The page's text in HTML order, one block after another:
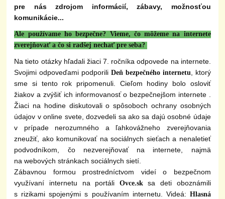
pre nás zdrojom informácií, zábavy, možnosťou
komunikácie...
Ale používame ho bezpečne? Vieme, čo môžeme na internete
zverejňovať a čo si radšej nechať pre seba?
Na tieto otázky hľadali žiaci 7. ročníka odpovede na internete.
Svojimi odpoveďami podporili Deň bezpečného internetu , ktorý
sme si tento rok pripomenuli. Cieľom hodiny bolo osloviť
žiakov a zvýšiť ich informovanosť o bezpečnejšom internete .
Žiaci na hodine diskutovali o spôsoboch ochrany osobných
údajov v online svete, dozvedeli sa ako sa dajú osobné údaje
v prípade nerozumného a ľahkovážneho zverejňovania
zneužiť, ako komunikovať na sociálnych sieťach a nenaletieť
podvodníkom, čo nezverejňovať na internete, najmä
na webových stránkach sociálnych sietí.
Zábavnou formou prostredníctvom videí o bezpečnom
využívaní internetu na portáli Ovce.sksa deti oboznámili
s rizikami spojenými s používaním internetu. Videá: Hlasná